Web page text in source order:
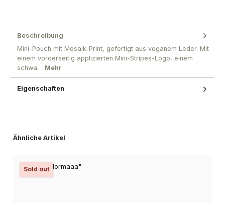
Beschreibung
Mini-Pouch mit Mosaik-Print, gefertigt aus veganem Leder. Mit
einem vorderseitig applizierten Mini-Stripes-Logo, einem
schwa… Mehr
Eigenschaften
Produktgalerie überspringen
Ähnliche Artikel
Sold out